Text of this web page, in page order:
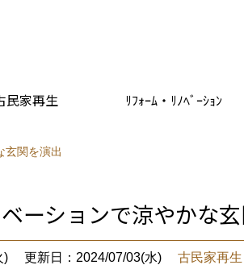
民家再生 ﾘﾌｫｰﾑ・ﾘﾉﾍﾞｰｼｮﾝ
関を演出
ーションで涼やかな
) 更新日：2024/07/03(水) 古民家再